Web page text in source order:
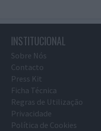
INSTITUCIONAL
Sobre Nós
Contacto
Press Kit
Ficha Técnica
Regras de Utilização
Privacidade
Política de Cookies